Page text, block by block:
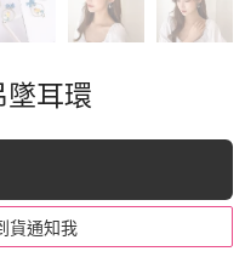
耳環
貨通知我